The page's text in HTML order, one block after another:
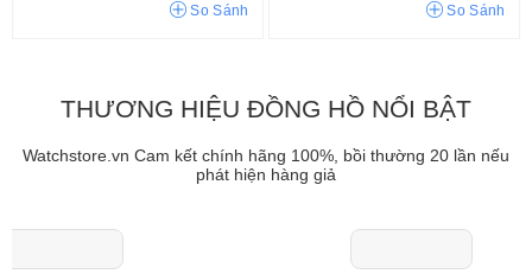
So Sánh So Sánh
THƯƠNG HIỆU ĐỒNG HỒ NỔI BẬT
Watchstore.vn Cam kết chính hãng 100%, bồi thường 20 lần nếu
phát hiện hàng giả